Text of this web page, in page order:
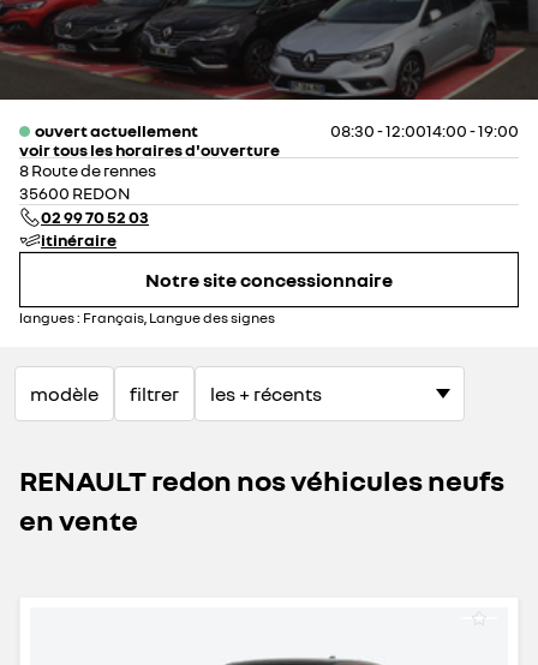
ouvert actuellement 08:30 - 12:0014:00 - 19:00
voir tous les horaires d'ouverture
lundi
mardi
mercredi
jeudi
vendredi
08:30 - 12:0014:00 - 19:00
08:30 - 12:00
dimanche
fermé
8 Route de rennes
35600 REDON
02 99 70 52 03
itinéraire
Notre site concessionnaire
langues : Français, Langue des signes
modèle filtrer
RENAULT redon nos véhicules neufs
en vente